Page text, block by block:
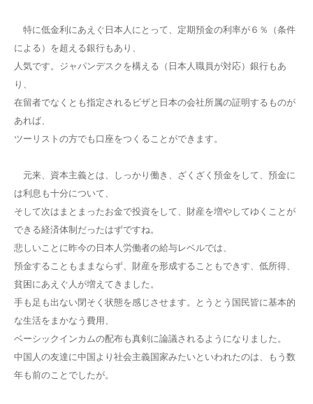
特に低金利にあえぐ日本人にとって、定期預金の利率が６％（条件
による）を超える銀行もあり、
人気です。ジャパンデスクを構える（日本人職員が対応）銀行もあ
り、
在留者でなくとも指定されるビザと日本の会社所属の証明するものが
あれば、
ツーリストの方でも口座をつくることができます。
元来、資本主義とは、しっかり働き、ざくざく預金をして、預金に
は利息も十分について、
そして次はまとまったお金で投資をして、財産を増やしてゆくことが
できる経済体制だったはずですね。
悲しいことに昨今の日本人労働者の給与レベルでは、
預金することもままならず、財産を形成することもできす、低所得、
貧困にあえぐ人が増えてきました。
手も足も出ない閉そく状態を感じさせます。とうとう国民皆に基本的
な生活をまかなう費用、
ベーシックインカムの配布も真剣に論議されるようになりました。
中国人の友達に中国より社会主義国家みたいといわれたのは、もう数
年も前のことでしたが。